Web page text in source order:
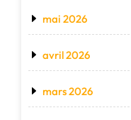
mai 2026
avril 2026
mars 2026